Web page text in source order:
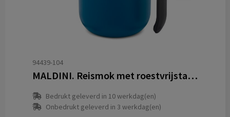
94439-104
MALDINI. Reismok met roestvrijstalen binnenwand en matte afwerking, 400 mL
Bedrukt geleverd in 10 werkdag(en)
Onbedrukt geleverd in 3 werkdag(en)